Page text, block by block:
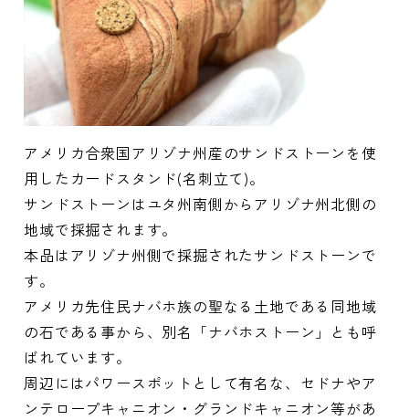
アメリカ合衆国アリゾナ州産のサンドストーンを使
用したカードスタンド(名刺立て)。
サンドストーンはユタ州南側からアリゾナ州北側の
地域で採掘されます。
本品はアリゾナ州側で採掘されたサンドストーンで
す。
アメリカ先住民ナバホ族の聖なる土地である同地域
の石である事から、別名「ナバホストーン」とも呼
ばれています。
周辺にはパワースポットとして有名な、セドナやア
ンテロープキャニオン・グランドキャニオン等があ